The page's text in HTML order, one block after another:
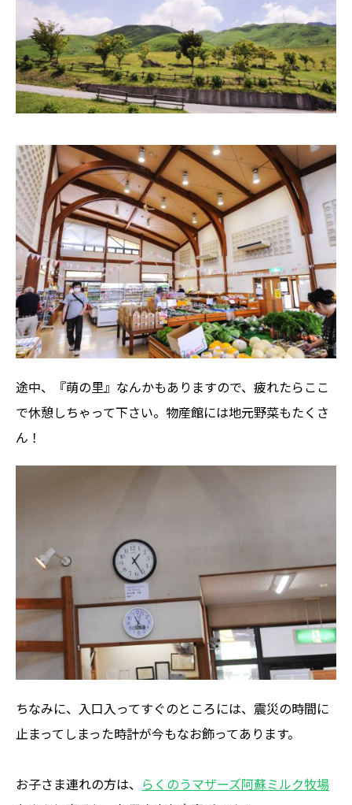
途中、『萌の里』なんかもありますので、疲れたらここ
で休憩しちゃって下さい。物産館には地元野菜もたくさ
ん！
ちなみに、入口入ってすぐのところには、震災の時間に
止まってしまった時計が今もなお飾ってあります。
お子さま連れの方は、 らくのうマザーズ阿蘇ミルク牧場